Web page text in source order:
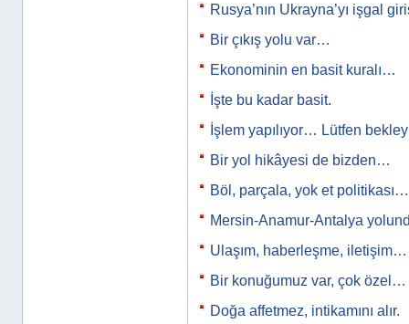
Rusya’nın Ukrayna’yı işgal
Bir çıkış yolu var…
Ekonominin en basit kuralı…
İşte bu kadar basit.
İşlem yapılıyor… Lütfen
Bir yol hikâyesi de bizden…
Böl, parçala, yok et politikası…
Mersin-Anamur-Antalya
Ulaşım, haberleşme, iletişim…
Bir konuğumuz var, çok özel…
Doğa affetmez, intikamını alır.